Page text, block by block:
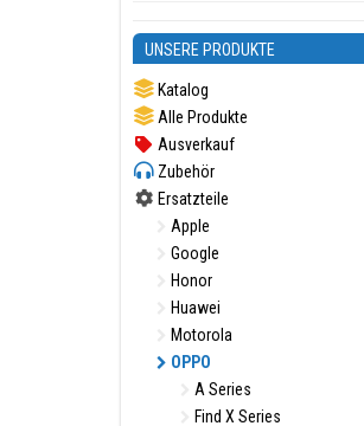
UNSERE PRODUKTE
Katalog
Alle Produkte
Ausverkauf
Zubehör
Ersatzteile
Apple
Google
Honor
Huawei
Motorola
OPPO
A Series
Find X Series